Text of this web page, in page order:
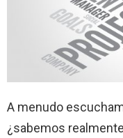
A menudo
¿sabemos